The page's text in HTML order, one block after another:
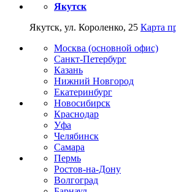
Якутск
Якутск, ул. Короленко, 25 Карта
Москва (основной офис)
Санкт-Петербург
Казань
Нижний Новгород
Екатеринбург
Новосибирск
Краснодар
Уфа
Челябинск
Самара
Пермь
Ростов-на-Дону
Волгоград